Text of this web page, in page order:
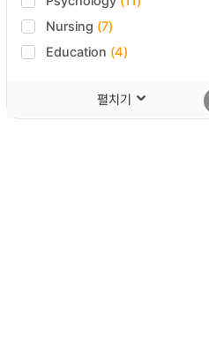
Nursing (7)
Education (4)
펼치기